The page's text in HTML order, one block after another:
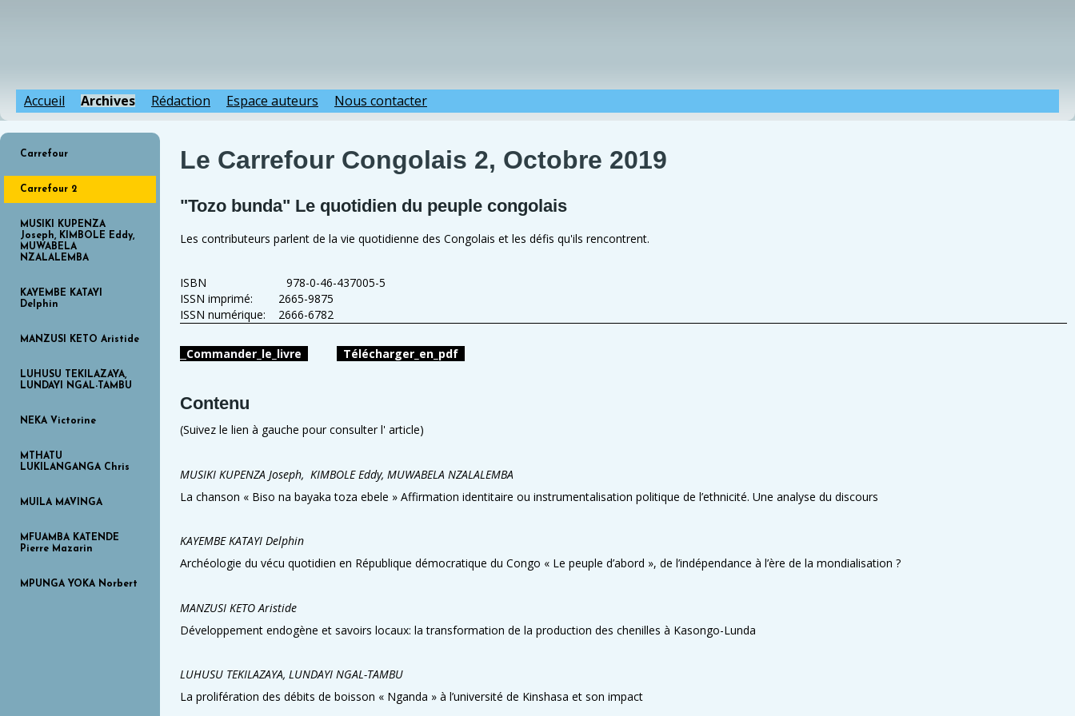
Accueil Archives Rédaction Espace auteurs Nous contacter
Carrefour
Carrefour 2
MUSIKI KUPENZA
Joseph, KIMBOLE Eddy,
MUWABELA
NZALALEMBA
KAYEMBE KATAYI
Delphin
MANZUSI KETO Aristide
LUHUSU TEKILAZAYA,
LUNDAYI NGAL-TAMBU
NEKA Victorine
MTHATU
LUKILANGANGA Chris
MUILA MAVINGA
MFUAMBA KATENDE
Pierre Mazarin
MPUNGA YOKA Norbert
Le Carrefour Congolais 2, Octobre 2019
"Tozo bunda" Le quotidien du peuple congolais
Les contributeurs parlent de la vie quotidienne des Congolais et les défis qu'ils rencontrent.
ISBN 978-0-46-437005-5
ISSN imprimé: 2665-9875
ISSN numérique: 2666-6782
Commander_le_livre Télécharger_en_pdf
Contenu
(Suivez le lien à gauche pour consulter l' article)
MUSIKI KUPENZA Joseph, KIMBOLE Eddy, MUWABELA NZALALEMBA
La chanson « Biso na bayaka toza ebele » Affirmation identitaire ou instrumentalisation politique de l’ethnicité. Une analyse du discours
KAYEMBE KATAYI Delphin
Archéologie du vécu quotidien en République démocratique du Congo « Le peuple d’abord », de l’indépendance à l’ère de la mondialisation ?
MANZUSI KETO Aristide
Développement endogène et savoirs locaux: la transformation de la production des chenilles à Kasongo-Lunda
LUHUSU TEKILAZAYA, LUNDAYI NGAL-TAMBU
La prolifération des débits de boisson « Nganda » à l’université de Kinshasa et son impact